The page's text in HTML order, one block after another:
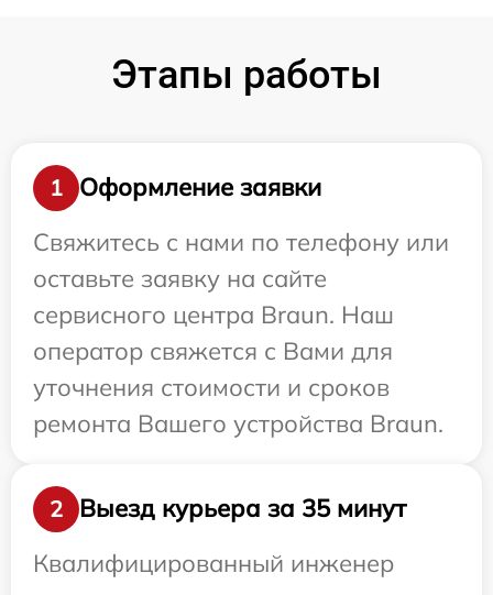
Этапы работы
1
Оформление заявки
Свяжитесь с нами по телефону или
оставьте заявку на сайте
сервисного центра Braun. Наш
оператор свяжется с Вами для
уточнения стоимости и сроков
ремонта Вашего устройства Braun.
2
Выезд курьера за 35 минут
Квалифицированный инженер